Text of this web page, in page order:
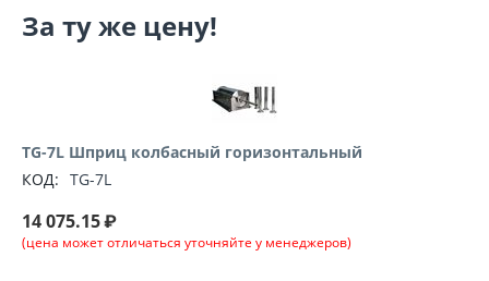
За ту же цену!
TG-7L Шприц колбасный горизонтальный
КОД: TG-7L
14 075.15₽
(цена может отличаться уточняйте у менеджеров)